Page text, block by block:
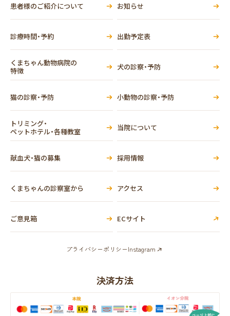
患者様のご紹介について お知らせ
診療時間・予約 出勤予定表
くまちゃん動物病院の
特徴
犬の診察・予防
猫の診察・予防 小動物の診察・予防
トリミング・
ペットホテル・各種教室
当院について
献血犬・猫の募集 採用情報
くまちゃんの診察室から アクセス
ご意見箱 ECサイト
プライバシーポリシーInstagram
決済方法